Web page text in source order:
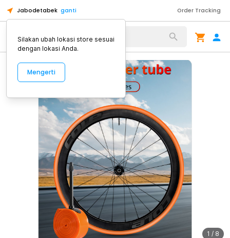
Jabodetabek ganti Order Tracking
Alat Kopi
1 / 8
Silakan ubah lokasi store sesuai
dengan lokasi Anda.
Mengerti